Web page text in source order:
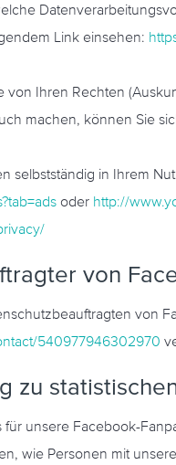
Link einsehen:
von Ihren Rechten
machen, können Sie
selbstständig in Ihrem
oder http://
von
von
540977946302970
zu
für unsere Facebook-
wie Personen mit